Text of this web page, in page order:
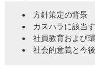
方針策定の背景
カスハラに該当
社員教育および
社会的意義と今